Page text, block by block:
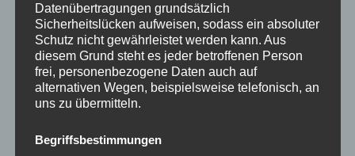
CONCAVER CVR1
19×8,5 ET45 5×112
Brushed Titanium
450,00€ *
Bewertet
mit
CONCAVER CVR1
19×8,5 ET35 5×120
Platinum Black
Datenübertragungen grundsätzlich
Sicherheitslücken aufweisen, sodass ein absoluter
Schutz nicht gewährleistet werden kann. Aus
diesem Grund steht es jeder betroffenen Person
frei, personenbezogene Daten auch auf
alternativen Wegen, beispielsweise telefonisch, an
uns zu übermitteln.
Begriffsbestimmungen